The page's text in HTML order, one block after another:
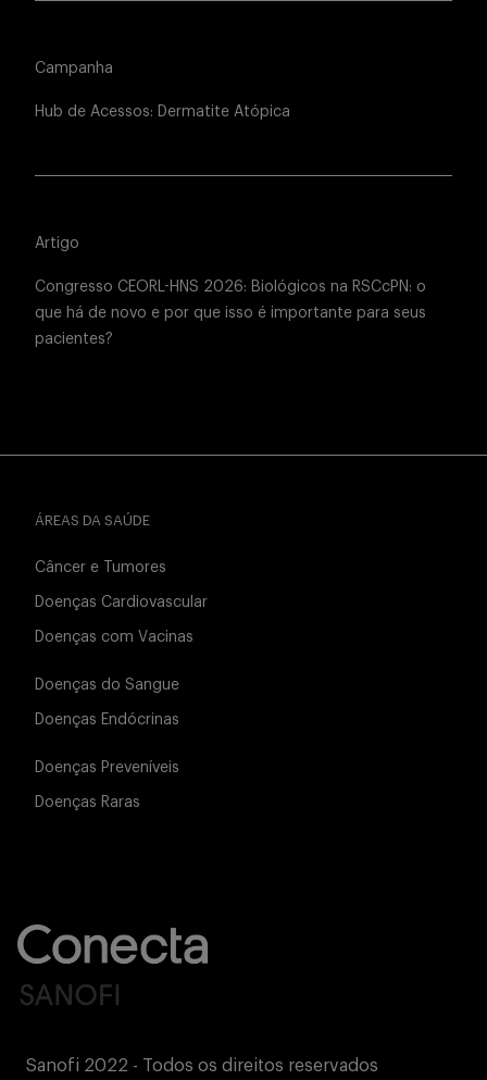
Campanha
Hub de Acessos: Dermatite Atópica
Artigo
Congresso CEORL-HNS 2026: Biológicos na RSCcPN: o
que há de novo e por que isso é importante para seus
pacientes?
ÁREAS DA SAÚDE
Câncer e Tumores
Doenças Cardiovascular
Doenças com Vacinas
Doenças do Sangue
Doenças Endócrinas
Doenças Preveníveis
Doenças Raras
Sanofi 2022 - Todos os direitos reservados